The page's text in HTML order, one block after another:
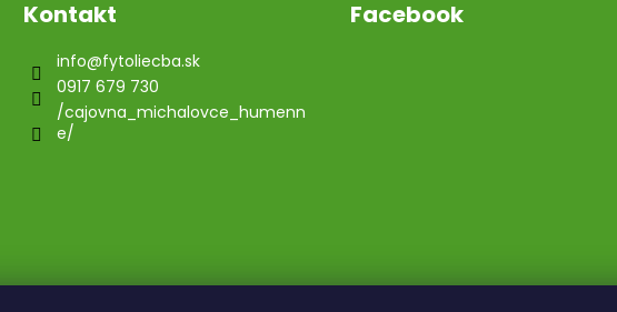
Kontakt
info@fytoliecba.sk
0917 679 730
/cajovna_michalovce_humenn
e/
Facebook